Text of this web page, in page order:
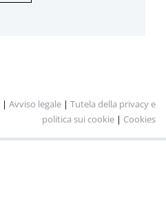
| Avviso legale | Tutela della privacy e
politica sui cookie | Cookies